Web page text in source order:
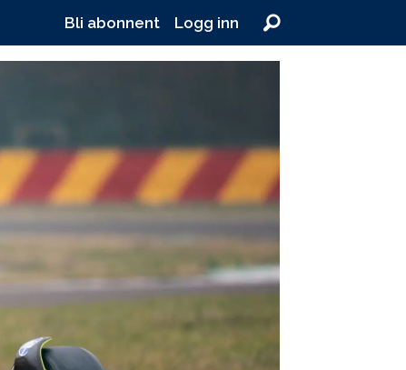
Bli abonnent Logg inn